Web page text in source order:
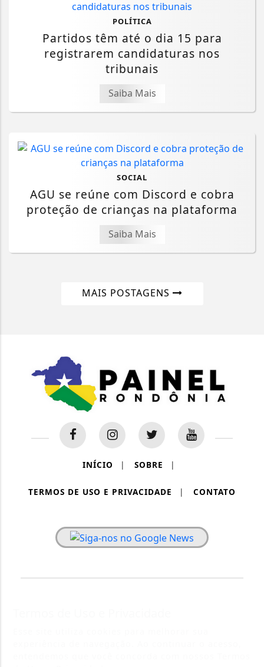
POLÍTICA
Partidos têm até o dia 15 para
registrarem candidaturas nos
tribunais
Saiba Mais
SOCIAL
AGU se reúne com Discord e cobra
proteção de crianças na plataforma
Saiba Mais
MAIS POSTAGENS
INÍCIO | SOBRE |
TERMOS DE USO E PRIVACIDADE | CONTATO